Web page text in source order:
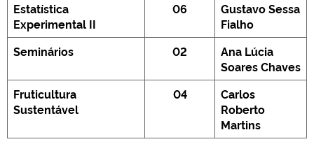
Estatística
Experimental II
06
Gustavo Sessa
Fialho
Seminários
02
Ana Lúcia
Soares Chaves
Fruticultura
Sustentável
04
Carlos
Roberto
Martins